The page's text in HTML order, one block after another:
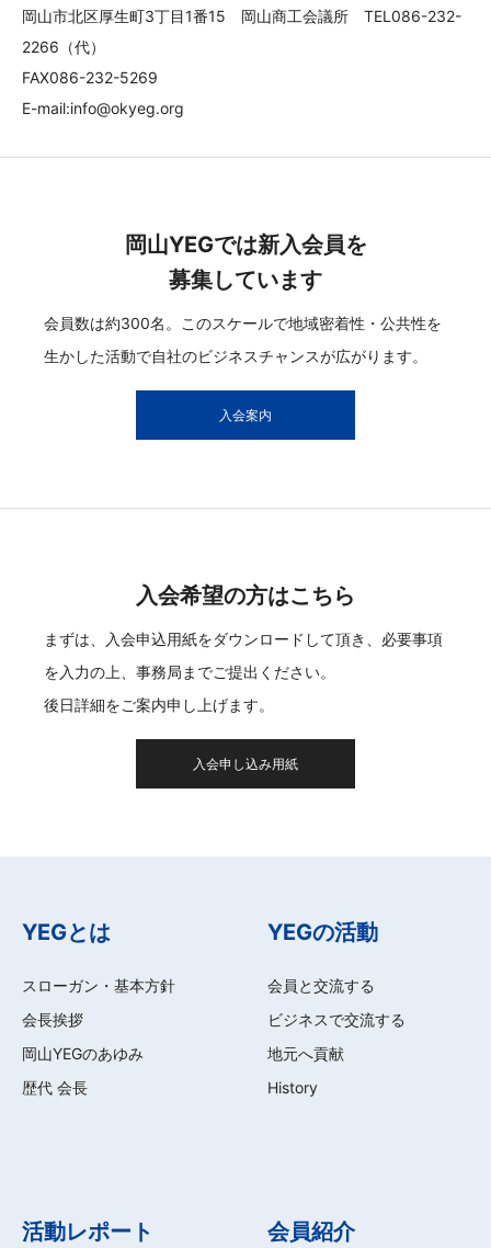
岡山市北区厚生町3丁目1番15 岡山商工会議所 TEL086-232-
2266（代）
FAX086-232-5269
E-mail:info@okyeg.org
岡山YEGでは新入会員を
募集しています
会員数は約300名。このスケールで地域密着性・公共性を
生かした活動で自社のビジネスチャンスが広がります。
入会案内
入会希望の方はこちら
まずは、入会申込用紙をダウンロードして頂き、必要事項
を入力の上、事務局までご提出ください。
後日詳細をご案内申し上げます。
入会申し込み用紙
YEGとは
スローガン・基本方針
会長挨拶
岡山YEGのあゆみ
歴代 会長
YEGの活動
会員と交流する
ビジネスで交流する
地元へ貢献
History
活動レポート 会員紹介